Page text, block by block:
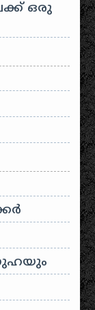
ഒരു
ഗുഹയും